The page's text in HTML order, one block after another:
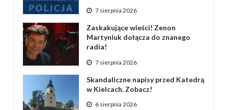
7 sierpnia 2026
Zaskakujące wieści! Zenon
Martyniuk dołącza do znanego
radia!
7 sierpnia 2026
Skandaliczne napisy przed Katedrą
w Kielcach. Zobacz!
6 sierpnia 2026